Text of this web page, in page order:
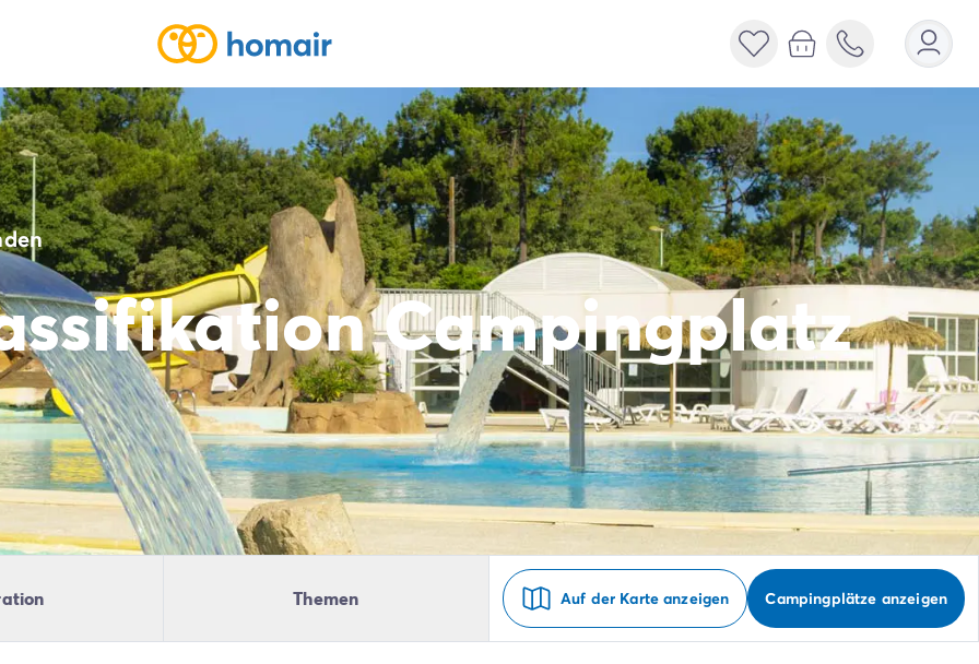
Campingplatz
Themen Auf der Karte anzeigen Campingplätze anzeigen